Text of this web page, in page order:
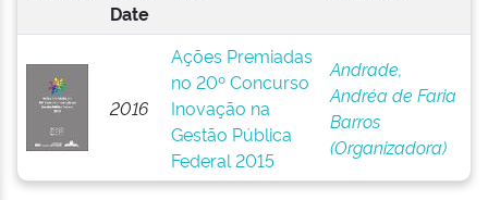
Date
2016
Ações Premiadas
no 20º Concurso
Inovação na
Gestão Pública
Federal 2015
Andrade,
Andréa de Faria
Barros
(Organizadora)